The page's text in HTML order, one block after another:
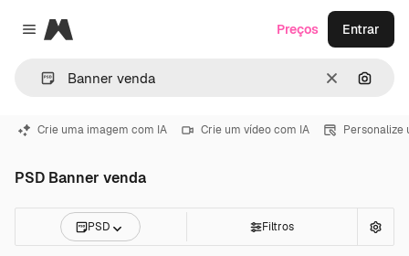
Close menu
Magnific
Limpar
Preços Entrar
Crie uma imagem com IA Crie um vídeo com IA Personalize
PSD Banner venda
PSD Filtros